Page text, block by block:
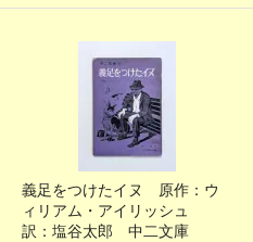
義足をつけたイヌ 原作：ウ
ィリアム・アイリッシュ
訳：塩谷太郎 中二文庫